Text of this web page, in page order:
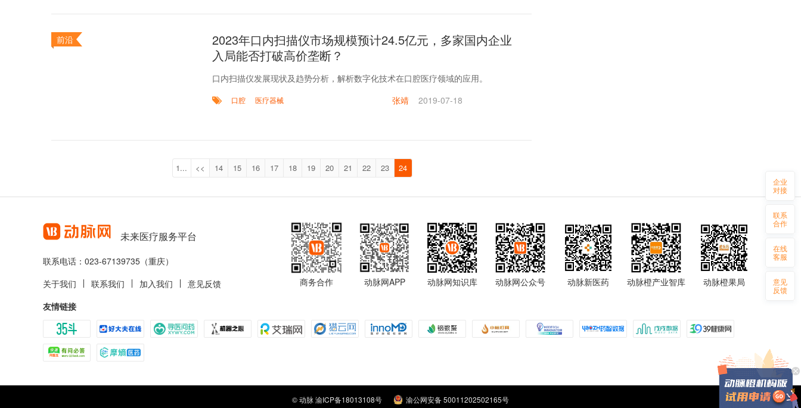
前沿
2023年口内扫描仪市场规模预计24.5亿元，多家国内企业
入局能否打破高价垄断？
口内扫描仪发展现状及趋势分析，解析数字化技术在口腔医疗领域的应用。
口腔 医疗器械 张靖 2019-07-18
1... << 14 15 16 17 18 19 20 21 22 23 24
企业
对接
联系
合作
在线
客服
意见
反馈
未来医疗服务平台
联系电话：023-67139735（重庆）
关于我们
联系我们 加入我们 意见反馈 商务合作 动脉网APP 动脉网知识库 动脉网公众号 动脉新医药 动脉橙产业智库 动脉橙果局
友情链接
© 动脉 渝ICP备18013108号 渝公网安备 50011202502165号